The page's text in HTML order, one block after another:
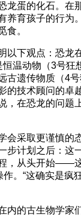
龙蛋的化石。在
养育孩子的行为
食。
以下观点：恐龙
恒温动物（3号
古遗传物质（4
的技术顾问的卓
在恐龙的问题
会采取更谨慎的
步计划之后：这
，从头开始——
。“这确实是疯
内的古生物学家